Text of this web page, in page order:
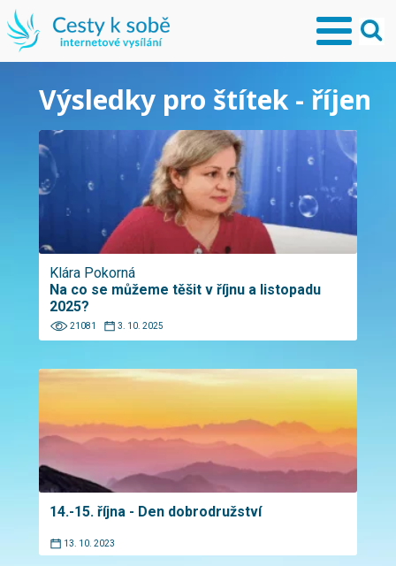
Výsledky pro štítek - říjen
Klára Pokorná
Na co se můžeme těšit v říjnu a listopadu
2025?
21081 3. 10. 2025
14.-15. října - Den dobrodružství
13. 10. 2023